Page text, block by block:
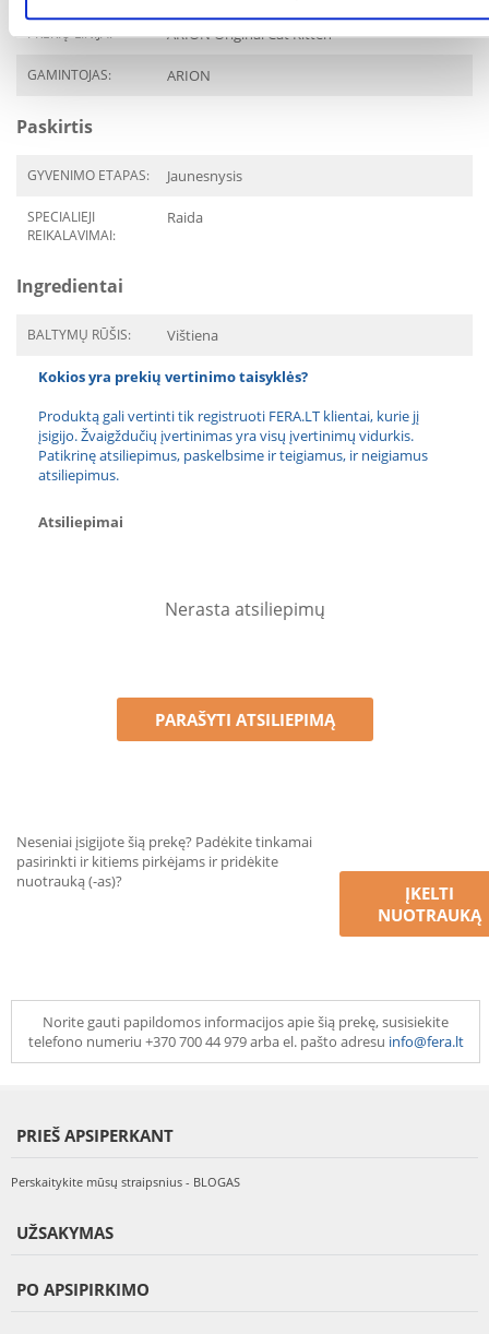
PREKIŲ LINIJA: ARION Original Cat Kitten
GAMINTOJAS: ARION
Paskirtis
GYVENIMO ETAPAS: Jaunesnysis
SPECIALIEJI
REIKALAVIMAI:
Raida
Ingredientai
BALTYMŲ RŪŠIS: Vištiena
Kokios yra prekių vertinimo taisyklės?
Produktą gali vertinti tik registruoti FERA.LT klientai, kurie jį
įsigijo. Žvaigždučių įvertinimas yra visų įvertinimų vidurkis.
Patikrinę atsiliepimus, paskelbsime ir teigiamus, ir neigiamus
atsiliepimus.
Atsiliepimai
Nerasta atsiliepimų
PARAŠYTI ATSILIEPIMĄ
Neseniai įsigijote šią prekę? Padėkite tinkamai
pasirinkti ir kitiems pirkėjams ir pridėkite
nuotrauką (-as)?
ĮKELTI
NUOTRAUKĄ
Norite gauti papildomos informacijos apie šią prekę, susisiekite
telefono numeriu +370 700 44 979 arba el. pašto adresu info@fera.lt
PRIEŠ APSIPERKANT
Perskaitykite mūsų straipsnius - BLOGAS
UŽSAKYMAS
PO APSIPIRKIMO